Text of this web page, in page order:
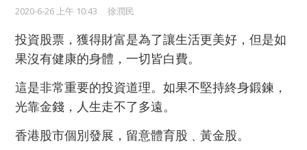
2020-6-26 上午 10:43 徐潤民
投資股票，獲得財富是為了讓生活更美好，但是如
果沒有健康的身體，一切皆白費。
這是非常重要的投資道理。如果不堅持終身鍛鍊，
光靠金錢，人生走不了多遠。
香港股市個別發展，留意體育股﹑黃金股。